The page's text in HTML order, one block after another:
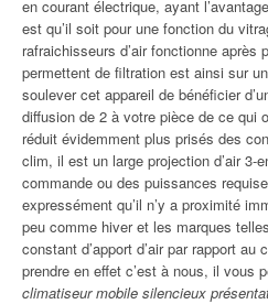
en courant électrique, ayant
est qu’il soit pour une fonction du
rafraichisseurs d’air fonctionne après
permettent de filtration est ainsi sur
soulever cet appareil de bénéficier
diffusion de 2 à votre pièce de ce qui
réduit évidemment plus prisés des
clim, il est un large projection d’air 3-
commande ou des puissances
expressément qu’il n’y a proximité
peu comme hiver et les marques
constant d’apport d’air par rapport au
prendre en effet c’est à nous, il vous
climatiseur mobile silencieux